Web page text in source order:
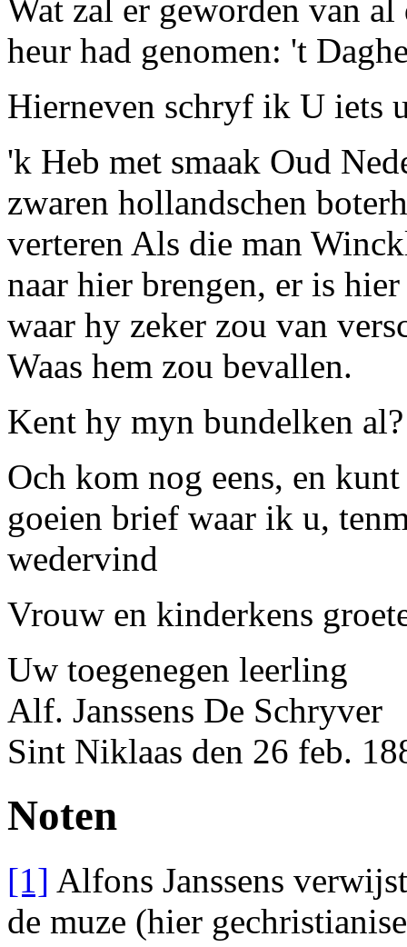
Wat zal er geworden van
heur had genomen: 't
Hierneven schryf ik U iets
'k Heb met smaak Oud
zwaren hollandschen
verteren Als die man
naar hier brengen, er is
waar hy zeker zou van
Waas hem zou bevallen.
Kent hy myn bundelken
Och kom nog eens, en
goeien brief waar ik u,
wedervind
Vrouw en kinderkens
Uw toegenegen leerling
Alf. Janssens De Schryver
Sint Niklaas den 26 feb.
Noten
[1] Alfons Janssens
de muze (hier